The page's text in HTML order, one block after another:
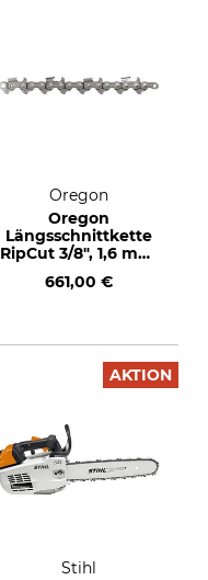
Oregon
Oregon
Längsschnittkette
RipCut 3/8", 1,6 mm,
661,00 €
AKTION
Stihl